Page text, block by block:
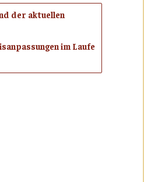
der aktuellen
im Laufe